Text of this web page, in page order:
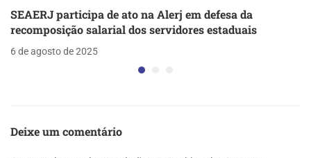
SEAERJ participa de ato na Alerj em defesa da
recomposição salarial dos servidores estaduais
6 de agosto de 2025
Deixe um comentário